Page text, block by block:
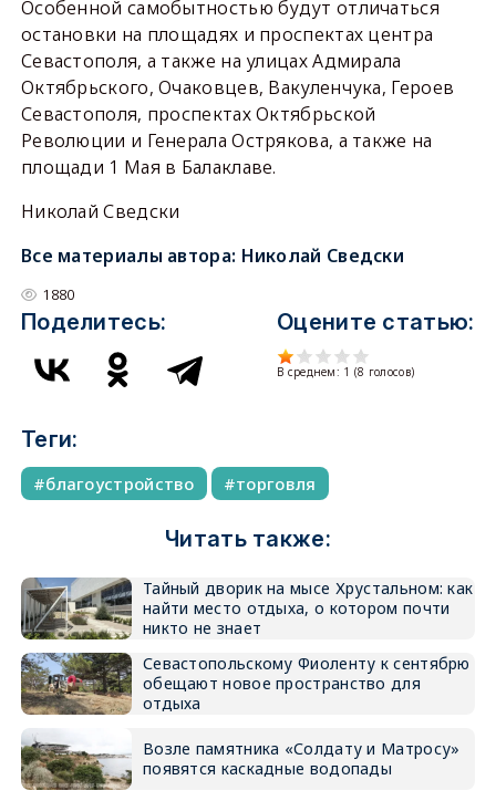
Особенной самобытностью будут отличаться
остановки на площадях и проспектах центра
Севастополя, а также на улицах Адмирала
Октябрьского, Очаковцев, Вакуленчука, Героев
Севастополя, проспектах Октябрьской
Революции и Генерала Острякова, а также на
площади 1 Мая в Балаклаве.
Николай Сведски
Все материалы автора: Николай Сведски
1880
Поделитесь: Оцените статью:
В среднем: 1 (8 голосов)
Теги:
благоустройство торговля
Читать также:
Тайный дворик на мысе Хрустальном: как
найти место отдыха, о котором почти
никто не знает
Севастопольскому Фиоленту к сентябрю
обещают новое пространство для
отдыха
Возле памятника «Солдату и Матросу»
появятся каскадные водопады